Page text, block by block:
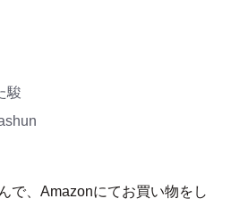
駿
で、Amazonにてお買い物をし